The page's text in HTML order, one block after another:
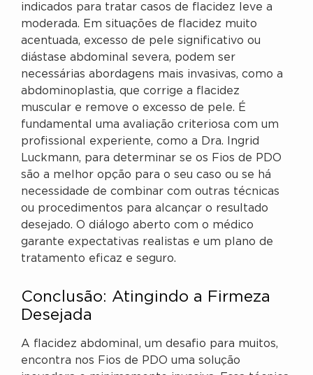
indicados para tratar casos de flacidez leve a
moderada. Em situações de flacidez muito
acentuada, excesso de pele significativo ou
diástase abdominal severa, podem ser
necessárias abordagens mais invasivas, como a
abdominoplastia, que corrige a flacidez
muscular e remove o excesso de pele. É
fundamental uma avaliação criteriosa com um
profissional experiente, como a Dra. Ingrid
Luckmann, para determinar se os Fios de PDO
são a melhor opção para o seu caso ou se há
necessidade de combinar com outras técnicas
ou procedimentos para alcançar o resultado
desejado. O diálogo aberto com o médico
garante expectativas realistas e um plano de
tratamento eficaz e seguro.
Conclusão: Atingindo a Firmeza
Desejada
A flacidez abdominal, um desafio para muitos,
encontra nos Fios de PDO uma solução